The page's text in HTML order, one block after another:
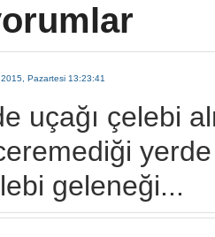
Pazartesi 13:23:41
uçağı çelebi
geleneği...